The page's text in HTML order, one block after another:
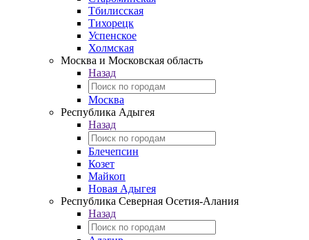
Тбилисская
Тихорецк
Успенское
Холмская
Москва и Московская область
Назад
Москва
Республика Адыгея
Назад
Блечепсин
Козет
Майкоп
Новая Адыгея
Республика Северная Осетия-Алания
Назад